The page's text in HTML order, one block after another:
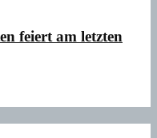
feiert am letzten